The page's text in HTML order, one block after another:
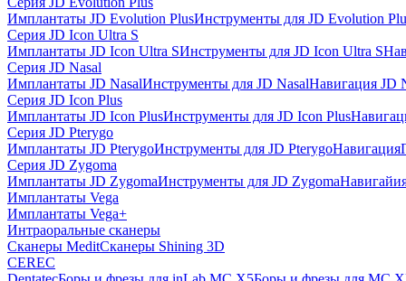
Имплантаты JD Evolution PlusИнструменты для JD Evolution
Серия JD Icon Ultra S
Имплантаты JD Icon Ultra SИнструменты для JD Icon Ultra S
Серия JD Nasal
Имплантаты JD NasalИнструменты для JD NasalНавигация JD
Серия JD Icon Plus
Имплантаты JD Icon PlusИнструменты для JD Icon Plus
Серия JD Pterygo
Имплантаты JD PterygoИнструменты для JD PterygoНавигация
Серия JD Zygoma
Имплантаты JD ZygomaИнструменты для JD Zygoma
Имплантаты Vega
Имплантаты Vega+
Интраоральные сканеры
Сканеры MeditСканеры Shining 3D
CEREC